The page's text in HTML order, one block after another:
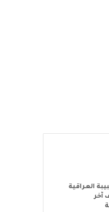
العراقية
آخر